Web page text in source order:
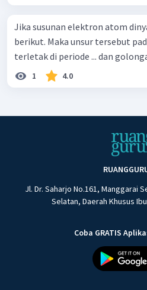
Jika susunan elektron atom
berikut. Maka unsur tersebut pada tabel periodik unsur
terletak di periode ... dan
1 4.0
Jl. Dr. Saharjo No.161, Manggarai
Selatan, Daerah Khusus
Coba GRATIS